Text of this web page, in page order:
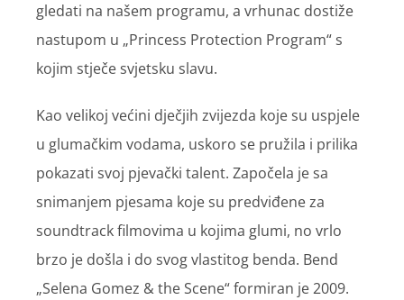
gledati na našem programu, a vrhunac dostiže
nastupom u „Princess Protection Program“ s
kojim stječe svjetsku slavu.
Kao velikoj većini dječjih zvijezda koje su uspjele
u glumačkim vodama, uskoro se pružila i prilika
pokazati svoj pjevački talent. Započela je sa
snimanjem pjesama koje su predviđene za
soundtrack filmovima u kojima glumi, no vrlo
brzo je došla i do svog vlastitog benda. Bend
„Selena Gomez & the Scene“ formiran je 2009.